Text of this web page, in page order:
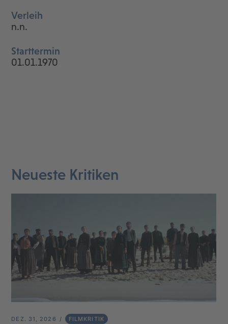
Verleih
n.n.
Starttermin
01.01.1970
Neueste Kritiken
DEZ. 31, 2026 FILMKRITIK